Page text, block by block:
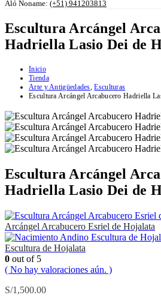
Aló Noname: (+51) 941203813
Escultura Arcángel
Hadriella Lasio Dei de
Inicio
Tienda
Arte y Antigüedades,Esculturas
Escultura Arcángel Arcabucero Hadriella
Escultura Arcángel
Hadriella Lasio Dei de
Arcángel Arcabucero Esriel de Hojalata
Escultura de Hojalata
0 out of 5
( No hay valoraciones aún. )
S/1,500.00